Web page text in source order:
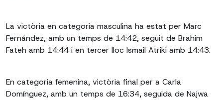
La victòria en categoria masculina ha estat per Marc
Fernández, amb un temps de 14:42, seguit de Brahim
Fateh amb 14:44 i en tercer lloc Ismail Atriki amb 14:43.
En categoria femenina, victòria final per a Carla
Domínguez, amb un temps de 16:34, seguida de Najwa